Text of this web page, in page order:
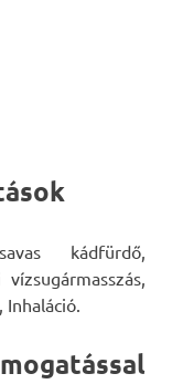
kádfürdő,
Inhaláció.